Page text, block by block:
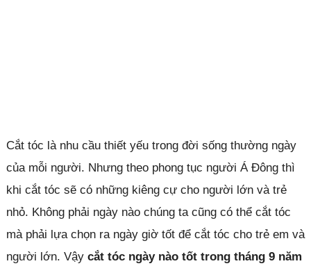
Cắt tóc là nhu cầu thiết yếu trong đời sống thường ngày
của mỗi người. Nhưng theo phong tục người Á Đông thì
khi cắt tóc sẽ có những kiêng cự cho người lớn và trẻ
nhỏ. Không phải ngày nào chúng ta cũng có thể cắt tóc
mà phải lựa chọn ra ngày giờ tốt để cắt tóc cho trẻ em và
người lớn. Vậy cắt tóc ngày nào tốt trong tháng 9 năm